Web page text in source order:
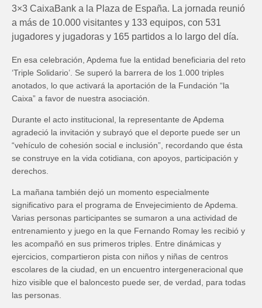
3×3 CaixaBank a la Plaza de España. La jornada reunió
a más de 10.000 visitantes y 133 equipos, con 531
jugadores y jugadoras y 165 partidos a lo largo del día.
En esa celebración, Apdema fue la entidad beneficiaria del reto
‘Triple Solidario’. Se superó la barrera de los 1.000 triples
anotados, lo que activará la aportación de la Fundación “la
Caixa” a favor de nuestra asociación.
Durante el acto institucional, la representante de Apdema
agradeció la invitación y subrayó que el deporte puede ser un
“vehículo de cohesión social e inclusión”, recordando que ésta
se construye en la vida cotidiana, con apoyos, participación y
derechos.
La mañana también dejó un momento especialmente
significativo para el programa de Envejecimiento de Apdema.
Varias personas participantes se sumaron a una actividad de
entrenamiento y juego en la que Fernando Romay les recibió y
les acompañó en sus primeros triples. Entre dinámicas y
ejercicios, compartieron pista con niños y niñas de centros
escolares de la ciudad, en un encuentro intergeneracional que
hizo visible que el baloncesto puede ser, de verdad, para todas
las personas.